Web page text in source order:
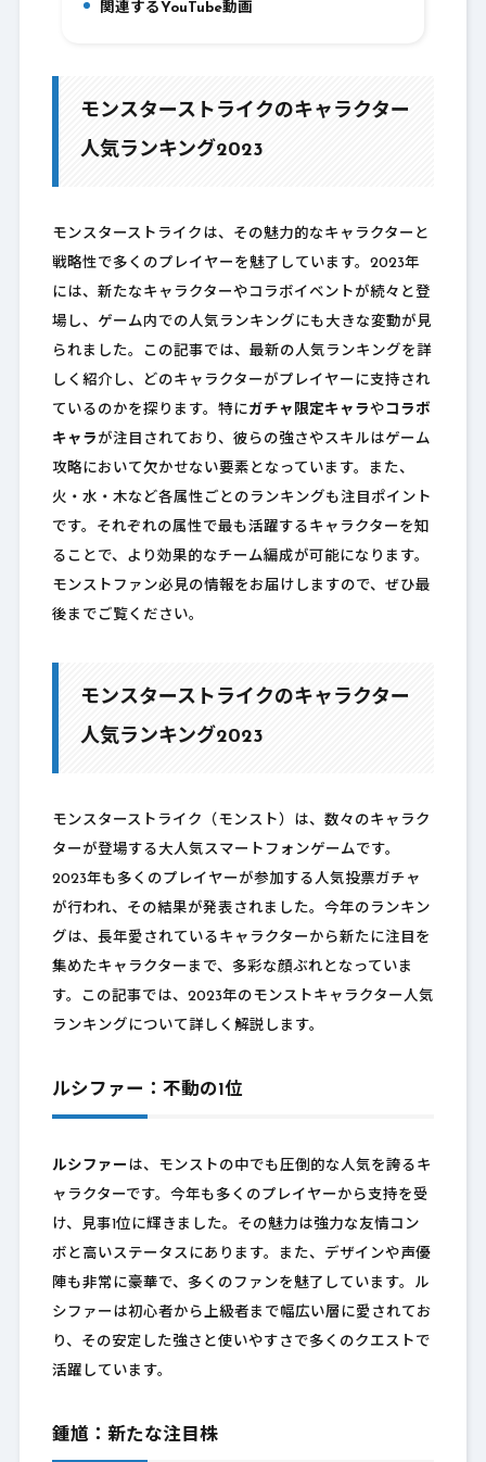
関連するYouTube動画
モンスターストライクのキャラクター
人気ランキング2023
モンスターストライクは、その魅力的なキャラクターと
戦略性で多くのプレイヤーを魅了しています。2023年
には、新たなキャラクターやコラボイベントが続々と登
場し、ゲーム内での人気ランキングにも大きな変動が見
られました。この記事では、最新の人気ランキングを詳
しく紹介し、どのキャラクターがプレイヤーに支持され
ているのかを探ります。特にガチャ限定キャラや コラボ
キャラ が注目されており、彼らの強さやスキルはゲーム
攻略において欠かせない要素となっています。また、
火・水・木など各属性ごとのランキングも注目ポイント
です。それぞれの属性で最も活躍するキャラクターを知
ることで、より効果的なチーム編成が可能になります。
モンストファン必見の情報をお届けしますので、ぜひ最
後までご覧ください。
モンスターストライクのキャラクター
人気ランキング2023
モンスターストライク（モンスト）は、数々のキャラク
ターが登場する大人気スマートフォンゲームです。
2023年も多くのプレイヤーが参加する人気投票ガチャ
が行われ、その結果が発表されました。今年のランキン
グは、長年愛されているキャラクターから新たに注目を
集めたキャラクターまで、多彩な顔ぶれとなっていま
す。この記事では、2023年のモンストキャラクター人気
ランキングについて詳しく解説します。
ルシファー：不動の1位
ルシファー は、モンストの中でも圧倒的な人気を誇るキ
ャラクターです。今年も多くのプレイヤーから支持を受
け、見事1位に輝きました。その魅力は強力な友情コン
ボと高いステータスにあります。また、デザインや声優
陣も非常に豪華で、多くのファンを魅了しています。ル
シファーは初心者から上級者まで幅広い層に愛されてお
り、その安定した強さと使いやすさで多くのクエストで
活躍しています。
鍾馗：新たな注目株